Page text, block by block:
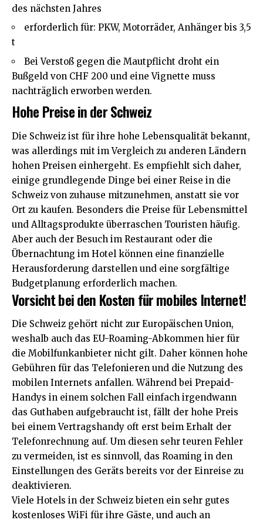
des nächsten Jahres
erforderlich für: PKW, Motorräder, Anhänger bis 3,5
t
Bei Verstoß gegen die Mautpflicht droht ein
Bußgeld von CHF 200 und eine Vignette muss
nachträglich erworben werden.
Hohe Preise in der Schweiz
Die Schweiz ist für ihre hohe Lebensqualität bekannt,
was allerdings mit im Vergleich zu anderen Ländern
hohen Preisen einhergeht. Es empfiehlt sich daher,
einige grundlegende Dinge bei einer Reise in die
Schweiz von zuhause mitzunehmen, anstatt sie vor
Ort zu kaufen. Besonders die Preise für Lebensmittel
und Alltagsprodukte überraschen Touristen häufig.
Aber auch der Besuch im Restaurant oder die
Übernachtung im Hotel können eine finanzielle
Herausforderung darstellen und eine sorgfältige
Budgetplanung erforderlich machen.
Vorsicht bei den Kosten für mobiles Internet!
Die Schweiz gehört nicht zur Europäischen Union,
weshalb auch das EU-Roaming-Abkommen hier für
die Mobilfunkanbieter nicht gilt. Daher können hohe
Gebühren für das Telefonieren und die Nutzung des
mobilen Internets anfallen. Während bei Prepaid-
Handys in einem solchen Fall einfach irgendwann
das Guthaben aufgebraucht ist, fällt der hohe Preis
bei einem Vertragshandy oft erst beim Erhalt der
Telefonrechnung auf. Um diesen sehr teuren Fehler
zu vermeiden, ist es sinnvoll, das Roaming in den
Einstellungen des Geräts bereits vor der Einreise zu
deaktivieren.
Viele Hotels in der Schweiz bieten ein sehr gutes
kostenloses WiFi für ihre Gäste, und auch an